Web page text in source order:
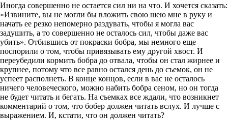
Иногда совершенно не остается сил ни на что. И хочется сказать:
«Извините, вы не могли бы вложить свою шею мне в руку и
начать ее резко непомерно раздувать, чтобы я могла вас
задушить, а то совершенно не осталось сил, чтобы даже вас
убить». Отбившись от покраски бобра, мы немного еще
поспорили о том, чтобы привязывать ему другой хвост. И
переубедили кормить бобра до отвала, чтобы он стал жирнее и
крупнее, потому что все равно остался день до съемок, он не
успеет располнеть. В конце концов, если в вас не осталось
ничего человеческого, можно набить бобра сеном, но он тогда
не будет читать и бегать. На съемках все ждали, что возникнет
комментарий о том, что бобер должен читать вслух. И лучше с
выражением. И, кстати, что он должен читать?